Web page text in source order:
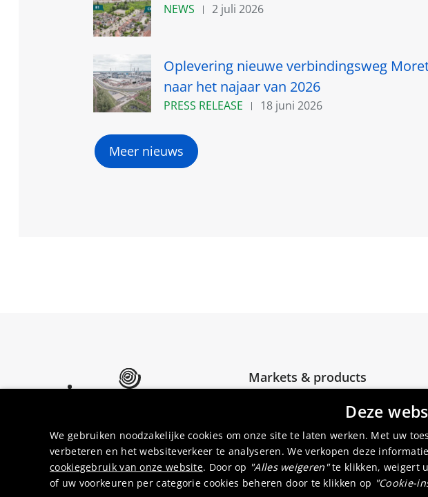
NEWS 2 juli 2026
Oplevering nieuwe verbindingsweg
naar het najaar van 2026
PRESS RELEASE 18 juni 2026
Meer nieuws
Markets & products
Deze
We gebruiken noodzakelijke cookies om onze site te laten werken. Met uw
verbeteren en het websiteverkeer te analyseren. We verkopen deze
cookiegebruik van onze website. Door op "Alles weigeren"te klikken, weigert
of uw voorkeuren per categorie cookies beheren door te klikken op "Cookie-